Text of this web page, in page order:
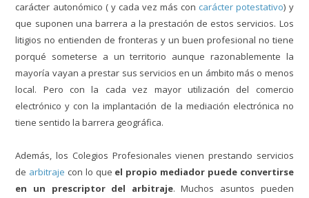
carácter autonómico ( y cada vez más con carácter potestativo) y
que suponen una barrera a la prestación de estos servicios. Los
litigios no entienden de fronteras y un buen profesional no tiene
porqué someterse a un territorio aunque razonablemente la
mayoría vayan a prestar sus servicios en un ámbito más o menos
local. Pero con la cada vez mayor utilización del comercio
electrónico y con la implantación de la mediación electrónica no
tiene sentido la barrera geográfica.
Además, los Colegios Profesionales vienen prestando servicios
de arbitraje con lo que el propio mediador puede convertirse
en un prescriptor del arbitraje. Muchos asuntos pueden